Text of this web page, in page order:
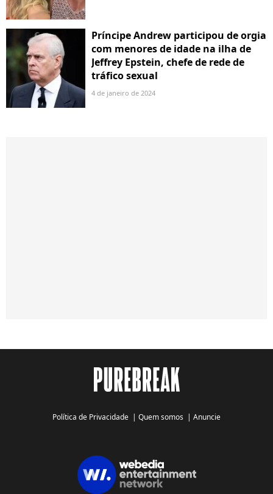
Príncipe Andrew participou de orgia
com menores de idade na ilha de
Jeffrey Epstein, chefe de rede de
tráfico sexual
4 de janeiro de 2024
Política de Privacidade | Quem somos | Anuncie